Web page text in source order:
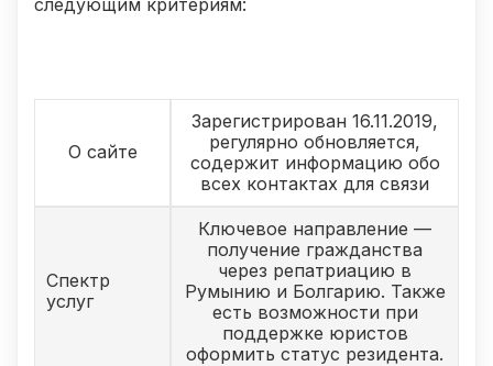
О сайте
Зарегистрирован 16.11.2019,
регулярно обновляется,
содержит информацию обо
всех контактах для связи
Спектр
услуг
Ключевое направление —
получение гражданства
через репатриацию в
Румынию и Болгарию. Также
есть возможности при
поддержке юристов
оформить статус резидента.